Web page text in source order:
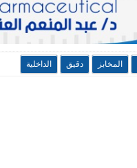
المخابز دقيق الداخلية